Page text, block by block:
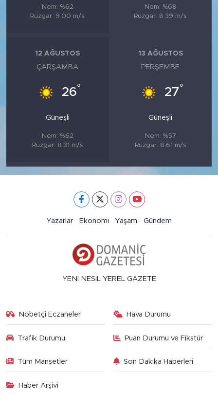
Nem: %62
Rüzgar: 9.00 m/s
Nem: %68
Rüzgar: 8.39 m/s
12 AĞUSTOS
ÇARŞAMBA
26°
Güneşli
Nem: %62
Rüzgar: 8.31 m/s
13 AĞUSTOS
PERŞEMBE
27°
Güneşli
Nem: %57
Rüzgar: 8.61 m/s
Yazarlar Ekonomi Yaşam Gündem
YENİ NESİL YEREL GAZETE
Nöbetçi Eczaneler Hava Durumu
Trafik Durumu Puan Durumu ve Fikstür
Tüm Manşetler Son Dakika Haberleri
Haber Arşivi